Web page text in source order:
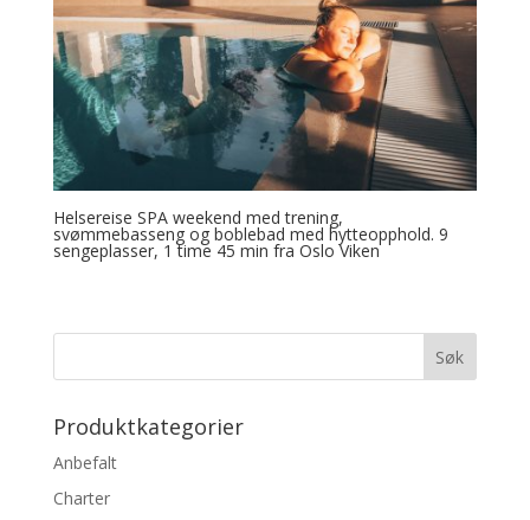
Helsereise SPA weekend med trening,
svømmebasseng og boblebad med hytteopphold. 9
sengeplasser, 1 time 45 min fra Oslo Viken
Produktkategorier
Anbefalt
Charter